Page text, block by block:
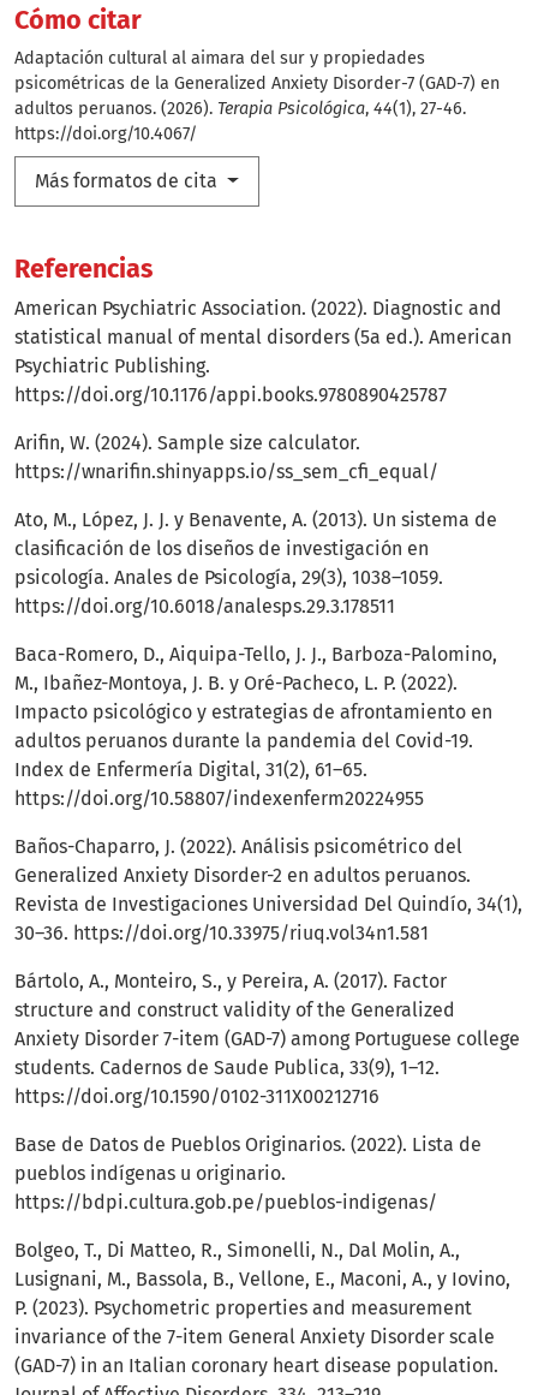
Cómo citar
Adaptación cultural al aimara del sur y propiedades
psicométricas de la Generalized Anxiety Disorder-7 (GAD-7) en
adultos peruanos. (2026). Terapia Psicológica, 44(1), 27-46.
https://doi.org/10.4067/
Más formatos de cita
Referencias
American Psychiatric Association. (2022). Diagnostic and
statistical manual of mental disorders (5a ed.). American
Psychiatric Publishing.
https://doi.org/10.1176/appi.books.9780890425787
Arifin, W. (2024). Sample size calculator.
https://wnarifin.shinyapps.io/ss_sem_cfi_equal/
Ato, M., López, J. J. y Benavente, A. (2013). Un sistema de
clasificación de los diseños de investigación en
psicología. Anales de Psicología, 29(3), 1038–1059.
https://doi.org/10.6018/analesps.29.3.178511
Baca-Romero, D., Aiquipa-Tello, J. J., Barboza-Palomino,
M., Ibañez-Montoya, J. B. y Oré-Pacheco, L. P. (2022).
Impacto psicológico y estrategias de afrontamiento en
adultos peruanos durante la pandemia del Covid-19.
Index de Enfermería Digital, 31(2), 61–65.
https://doi.org/10.58807/indexenferm20224955
Baños-Chaparro, J. (2022). Análisis psicométrico del
Generalized Anxiety Disorder-2 en adultos peruanos.
Revista de Investigaciones Universidad Del Quindío, 34(1),
30–36. https://doi.org/10.33975/riuq.vol34n1.581
Bártolo, A., Monteiro, S., y Pereira, A. (2017). Factor
structure and construct validity of the Generalized
Anxiety Disorder 7-item (GAD-7) among Portuguese college
students. Cadernos de Saude Publica, 33(9), 1–12.
https://doi.org/10.1590/0102-311X00212716
Base de Datos de Pueblos Originarios. (2022). Lista de
pueblos indígenas u originario.
https://bdpi.cultura.gob.pe/pueblos-indigenas/
Bolgeo, T., Di Matteo, R., Simonelli, N., Dal Molin, A.,
Lusignani, M., Bassola, B., Vellone, E., Maconi, A., y Iovino,
P. (2023). Psychometric properties and measurement
invariance of the 7-item General Anxiety Disorder scale
(GAD-7) in an Italian coronary heart disease population.